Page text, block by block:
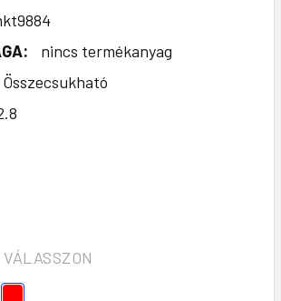
nincs termékanyag
Összecsukható